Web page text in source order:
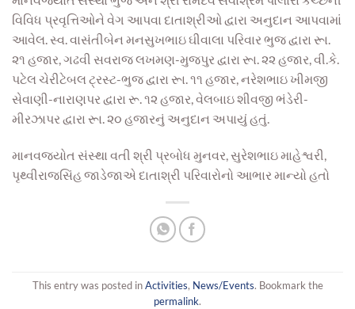
વિવિધ પ્રવૃત્તિઓને વેગ આપવા દાતાશ્રીઓ દ્વારા અનુદાન આપવામાં
આવેલ. સ્વ. વાસંતીબેન મનસુખભાઇ ઘીવાલા પરિવાર ભુજ દ્વારા રૂા.
૨૧ હજાર, ગઢવી સવરાજ લખમણ-મુજપુર દ્વારા રૂા. ૨૨ હજાર, વી.કે.
પટેલ ચેરીટેબલ ટ્રસ્ટ-ભુજ દ્વારા રૂા. ૧૧ હજાર, નરેશભાઇ ખીમજી
સેવાણી-નારાણપર દ્વારા રૂ. ૧૨ હજાર, વેલબાઇ શીવજી ભંડેરી-
મીરઝાપર દ્વારા રૂા. ૨૦ હજારનું અનુદાન અપાયું હતું.
માનવજ્યોત સંસ્થા વતી શ્રી પ્રબોધ મુનવર, સુરેશભાઇ માહેશ્વરી,
પૃથ્વીરાજસિંહ જાડેજાએ દાતાશ્રી પરિવારોનો આભાર માન્યો હતો
This entry was posted inActivities, News/Events. Bookmark the
permalink.